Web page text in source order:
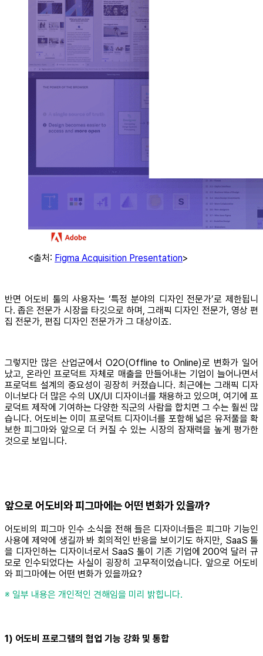
<출처: Figma Acquisition Presentation>
반면 어도비 툴의 사용자는 ‘특정 분야의 디자인 전문가’로 제한됩니
다. 좁은 전문가 시장을 타깃으로 하며, 그래픽 디자인 전문가, 영상 편
집 전문가, 편집 디자인 전문가가 그 대상이죠.
그렇지만 많은 산업군에서 O2O(Offline to Online)로 변화가 일어
났고, 온라인 프로덕트 자체로 매출을 만들어내는 기업이 늘어나면서
프로덕트 설계의 중요성이 굉장히 커졌습니다. 최근에는 그래픽 디자
이너보다 더 많은 수의 UX/UI 디자이너를 채용하고 있으며, 여기에 프
로덕트 제작에 기여하는 다양한 직군의 사람을 합치면 그 수는 훨씬 많
습니다. 어도비는 이미 프로덕트 디자이너를 포함해 넓은 유저풀을 확
보한 피그마와 앞으로 더 커질 수 있는 시장의 잠재력을 높게 평가한
것으로 보입니다.
앞으로 어도비와 피그마에는 어떤 변화가 있을까?
어도비의 피그마 인수 소식을 전해 들은 디자이너들은 피그마 기능인
사용에 제약에 생길까 봐 회의적인 반응을 보이기도 하지만, SaaS 툴
을 디자인하는 디자이너로서 SaaS 툴이 기존 기업에 200억 달러 규
모로 인수되었다는 사실이 굉장히 고무적이었습니다. 앞으로 어도비
와 피그마에는 어떤 변화가 있을까요?
※ 일부 내용은 개인적인 견해임을 미리 밝힙니다.
1) 어도비 프로그램의 협업 기능 강화 및 통합